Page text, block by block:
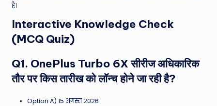
है।
Interactive Knowledge Check
(MCQ Quiz)
Q1. OnePlus Turbo 6X सीरीज अधिकारिक
तौर पर किस तारीख को लॉन्च होने जा रही है?
Option A) 15 अगस्त 2026